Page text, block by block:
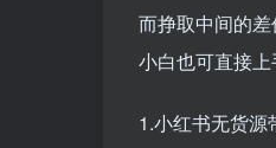
而挣取中间的
小白也可直接
1.小红书无货源